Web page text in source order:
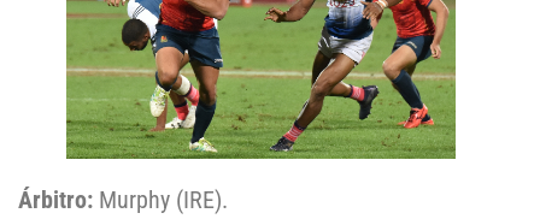
Árbitro: Murphy (IRE).